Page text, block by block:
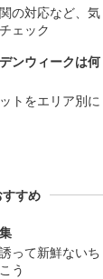
の対応など、気
ェック
ンウィークは何
トをエリア別に
すめ
って新鮮ないち
う